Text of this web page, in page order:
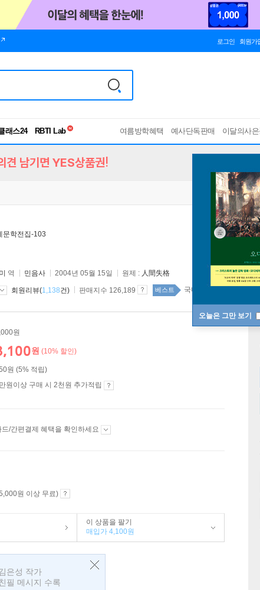
로그인 회원가
래스24
RBTI Lab
독서유형검사
여름방학혜택 예사단독판매 이달의사
오늘은 그만 보기
견 남기면 YES상품권!
문학전집-103
역 민음사 2004년 05월 15일 원제 : 人間失格
회원리뷰(1,138건) 판매지수 126,189 베스트 국내도서 102위
원
원 (10% 할인)
원 (5% 적립)
원이상 구매 시 2천원 추가적립
드/간편결제 혜택을 확인하세요
원 이상 무료)
이 상품을 팔기
매입가 4,100원
은성 작가
필 메시지 수록